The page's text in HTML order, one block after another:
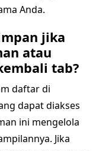
Anda.
jika
atau
tab?
daftar di
dapat diakses
ini mengelola
Jika